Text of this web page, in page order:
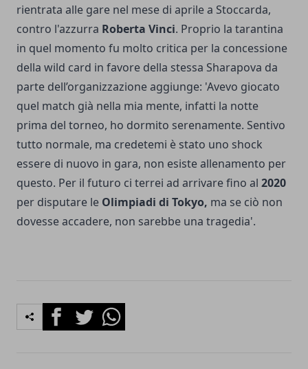
rientrata alle gare nel mese di aprile a Stoccarda,
contro l'azzurra Roberta Vinci. Proprio la tarantina
in quel momento fu molto critica per la concessione
della wild card in favore della stessa Sharapova da
parte dell’organizzazione aggiunge: 'Avevo giocato
quel match già nella mia mente, infatti la notte
prima del torneo, ho dormito serenamente. Sentivo
tutto normale, ma credetemi è stato uno shock
essere di nuovo in gara, non esiste allenamento per
questo. Per il futuro ci terrei ad arrivare fino al 2020
per disputare le Olimpiadi di Tokyo, ma se ciò non
dovesse accadere, non sarebbe una tragedia'.
FacebookTwitterWhatsapp